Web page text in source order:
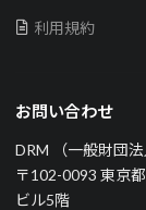
利用規約
お問い合わせ
DRM （一般財団
〒102-0093 東京
ビル5階